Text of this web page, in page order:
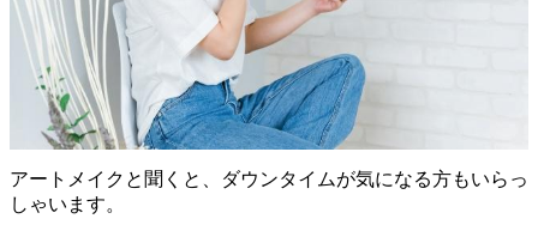
アートメイクと聞くと、ダウンタイムが気になる方もいらっ
しゃいます。